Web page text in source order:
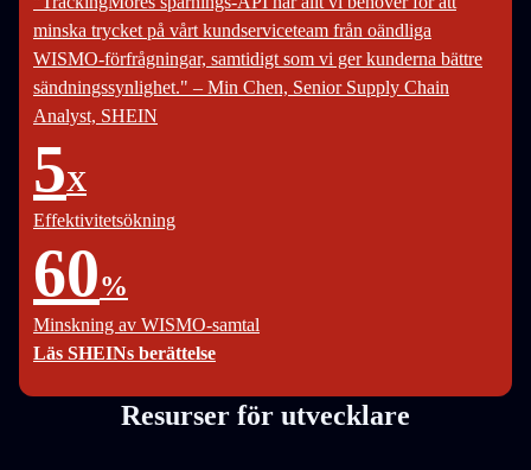
minska trycket på vårt kundserviceteam från oändliga
WISMO-förfrågningar, samtidigt som vi ger kunderna bättre
sändningssynlighet." – Min Chen, Senior Supply Chain
Analyst, SHEIN
5X
Effektivitetsökning
60%
Minskning av WISMO-samtal
Läs SHEINs berättelse
Resurser för utvecklare